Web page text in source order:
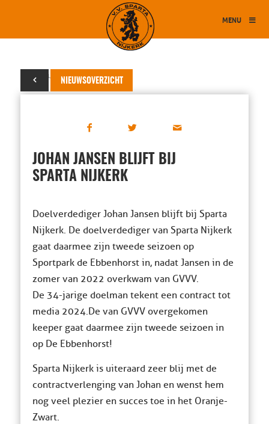
MENU
NIEUWSOVERZICHT
09 februari 2023
JOHAN JANSEN BLIJFT BIJ
SPARTA NIJKERK
Doelverdediger Johan Jansen blijft bij Sparta
Nijkerk. De doelverdediger van Sparta Nijkerk
gaat daarmee zijn tweede seizoen op
Sportpark de Ebbenhorst in, nadat Jansen in de
zomer van 2022 overkwam van GVVV.
De 34-jarige doelman tekent een contract tot
media 2024.De van GVVV overgekomen
keeper gaat daarmee zijn tweede seizoen in
op De Ebbenhorst!
Sparta Nijkerk is uiteraard zeer blij met de
contractverlenging van Johan en wenst hem
nog veel plezier en succes toe in het Oranje-
Zwart.